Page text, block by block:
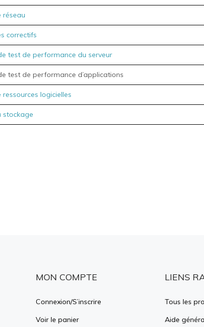
réseau
correctifs
test de performance du serveur
test de performance d’applications
logicielles
stockage
MON COMPTE
Connexion/S’inscrire
Voir le panier
LIENS
Tous les
Aide